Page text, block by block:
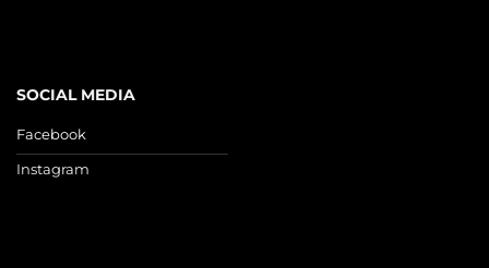
SOCIAL MEDIA
Facebook
Instagram